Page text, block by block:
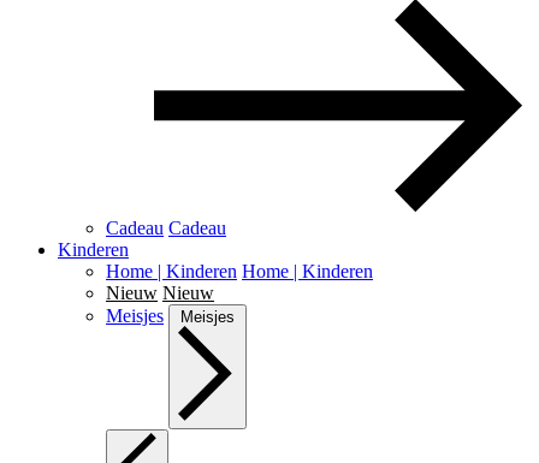
Cadeau Cadeau
Kinderen
Home | Kinderen Home | Kinderen
Nieuw Nieuw
Meisjes
Meisjes